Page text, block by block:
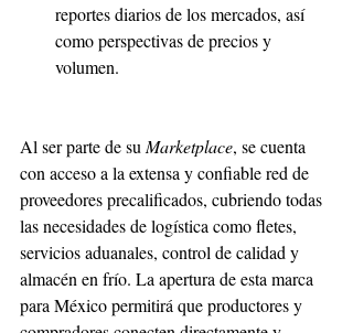
reportes diarios de los mercados, así
como perspectivas de precios y
volumen.
Al ser parte de su Marketplace, se cuenta
con acceso a la extensa y confiable red de
proveedores precalificados, cubriendo todas
las necesidades de logística como fletes,
servicios aduanales, control de calidad y
almacén en frío. La apertura de esta marca
para México permitirá que productores y